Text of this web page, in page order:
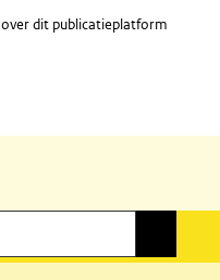
over dit publicatieplatform